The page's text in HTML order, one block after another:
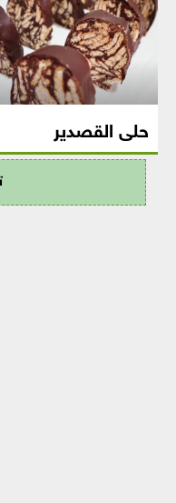
حلى القصدير